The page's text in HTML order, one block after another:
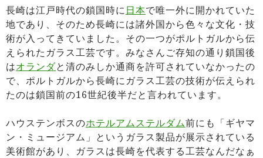
長崎は江戸時代の鎖国時に日本で唯一外に開かれていた
地であり、そのため長崎には諸外国から色々な文化・技
術が入ってきていました。その一つがポルトガルから伝
えられたガラス工芸です。みなさんご存知の通り鎖国後
はオランダと清のみしか通商を許可されていなかったの
で、ポルトガルから長崎にガラス工芸の技術が伝えられ
たのは鎖国前の16世紀後半だと言われています。
ハウステンボスのホテルアムステルダム前にも「ギヤマ
ン・ミュージアム」というガラス製品が展示されている
美術館があり、ガラスは長崎を代表する工芸なんだなぁ